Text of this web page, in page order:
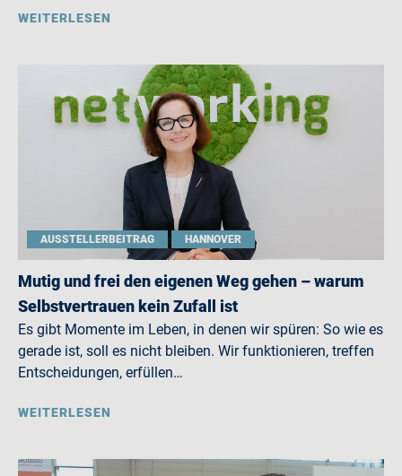
WEITERLESEN
AUSSTELLERBEITRAG HANNOVER
Mutig und frei den eigenen Weg gehen – warum
Selbstvertrauen kein Zufall ist
Es gibt Momente im Leben, in denen wir spüren: So wie es
gerade ist, soll es nicht bleiben. Wir funktionieren, treffen
Entscheidungen, erfüllen…
WEITERLESEN